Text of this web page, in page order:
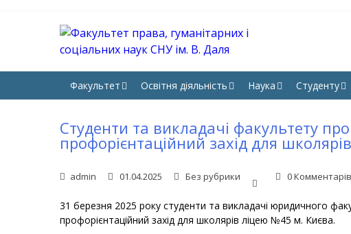
НАУК
Факультет Освітня діяльність Наука Студенту
Студенти та викладачі факультету
профорієнтаційний захід для
admin 01.04.2025 Без рубрики 0 Комментарів
31 березня 2025 року студенти та викладачі юридичного
профорієнтаційний захід для школярів ліцею №45 м. Києва.